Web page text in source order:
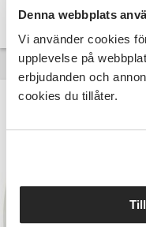
Denna webbplats
Vi använder cookies
upplevelse på
erbjudanden och
cookies du tillåter.